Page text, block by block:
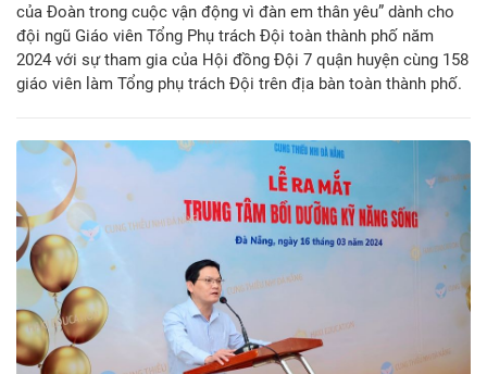
của Đoàn trong cuộc vận động vì đàn em thân yêu” dành cho
đội ngũ Giáo viên Tổng Phụ trách Đội toàn thành phố năm
2024 với sự tham gia của Hội đồng Đội 7 quận huyện cùng 158
giáo viên làm Tổng phụ trách Đội trên địa bàn toàn thành phố.
nhiều ý kiến phát biểu hiến kế về các mô hình hay, ý nghĩa
phong trào vì đàn em thân yêu trong hỗ trợ giúp đỡ thiếu nhi
có hoàn cảnh khó khăn như phong trào kế hoạch nhỏ, nuôi
heo đất, giúp bạn đến trường, bếp ăn 0 đồng, tổ chức trò chơi
đố vui đoán chữ tìm hiểu về lịch sử Đoàn TNCS Hồ Chí Minh…
qua đó góp phần nâng cao nhận thức cho đội ngũ Giáo viên
làm công tác Đội trên địa bàn thành phố về vai trò to lớn của
Đoàn trong cuộc vận động vì đàn em thân yêu.